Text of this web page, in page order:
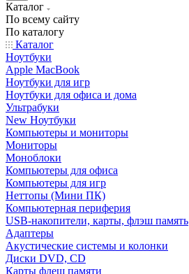
Каталог
По всему сайту
По каталогу
Каталог
Ноутбуки
Apple MacBook
Ноутбуки для игр
Ноутбуки для офиса и дома
Ультрабуки
New Ноутбуки
Компьютеры и мониторы
Мониторы
Моноблоки
Компьютеры для офиса
Компьютеры для игр
Неттопы (Мини ПК)
Компьютерная периферия
USB-накопители, карты, флэш память
Адаптеры
Акустические системы и колонки
Диски DVD, CD
Карты флеш памяти